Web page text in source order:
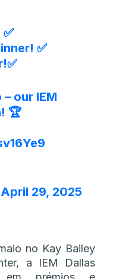
✅
– our IEM
🏆
April 29, 2025
no Kay Bailey
a IEM Dallas